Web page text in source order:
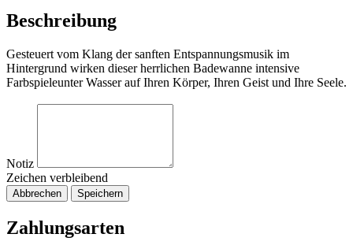
Beschreibung
Gesteuert vom Klang der sanften Entspannungsmusik im
Hintergrund wirken dieser herrlichen Badewanne intensive
Farbspieleunter Wasser auf Ihren Körper, Ihren Geist und Ihre Seele.
Notiz
Zeichen verbleibend
Abbrechen Speichern
Zahlungsarten